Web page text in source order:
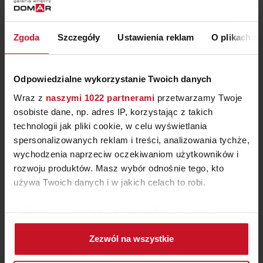
Zgoda Szczegóły Ustawienia reklam O plikach
Odpowiedzialne wykorzystanie Twoich danych
Wraz z naszymi 1022 partnerami przetwarzamy Twoje
osobiste dane, np. adres IP, korzystając z takich
technologii jak pliki cookie, w celu wyświetlania
spersonalizowanych reklam i treści, analizowania tychże,
wychodzenia naprzeciw oczekiwaniom użytkowników i
rozwoju produktów. Masz wybór odnośnie tego, kto
używa Twoich danych i w jakich celach to robi.
Jeśli wyrazisz na to zgodę, chcielibyśmy również:
Gromadzić dane dotyczące Twojej lokalizacji
geograficznej z dokładnością nawet do kilku metrów
Identyfikować Twoje urządzenie, aktywnie
Zezwól na wszystkie
KOMODA Z FUNKCJĄ